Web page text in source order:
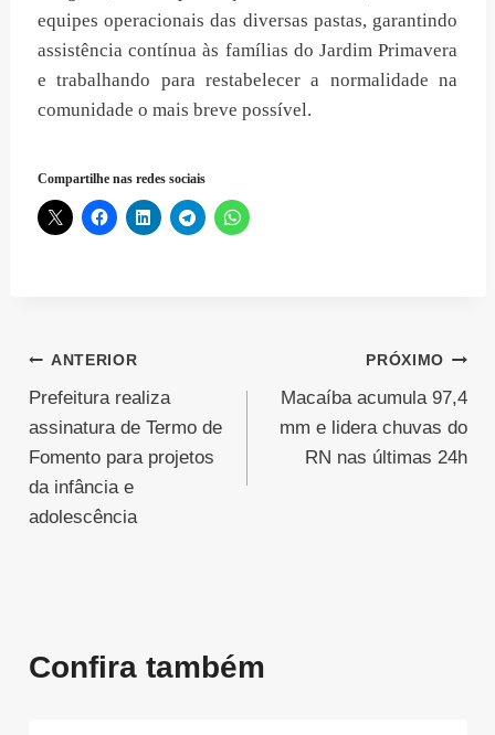
equipes operacionais das diversas pastas, garantindo
assistência contínua às famílias do Jardim Primavera
e trabalhando para restabelecer a normalidade na
comunidade o mais breve possível.
Compartilhe nas redes sociais
Navegação
de
Post
ANTERIOR
Prefeitura realiza
assinatura de Termo de
Fomento para projetos
da infância e
adolescência
PRÓXIMO
Macaíba acumula 97,4
mm e lidera chuvas do
RN nas últimas 24h
Confira também